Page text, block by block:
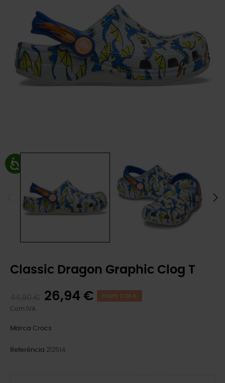
Classic Dragon Graphic Clog T
26,94 € POUPE 17,96 €
Com IVA
Marca Crocs
Referência 212514